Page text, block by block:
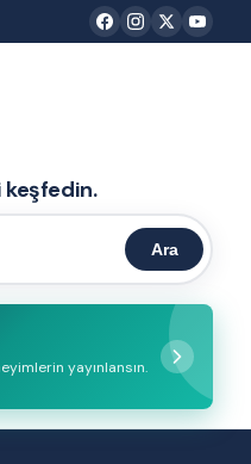
keşfedin.
Ara
yayınlansın.